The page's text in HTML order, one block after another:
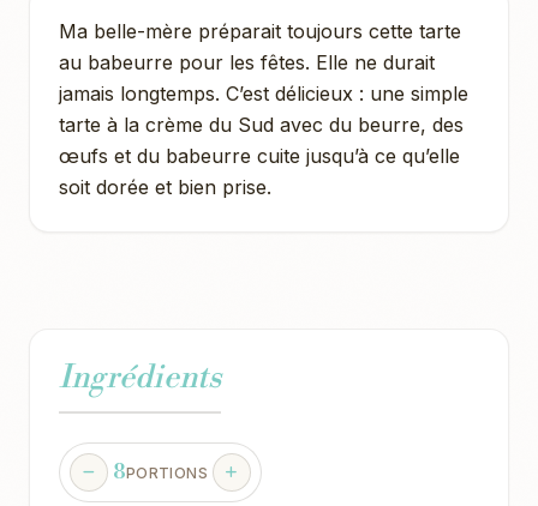
Ma belle-mère préparait toujours cette tarte
au babeurre pour les fêtes. Elle ne durait
jamais longtemps. C’est délicieux : une simple
tarte à la crème du Sud avec du beurre, des
œufs et du babeurre cuite jusqu’à ce qu’elle
soit dorée et bien prise.
Ingrédients
8PORTIONS